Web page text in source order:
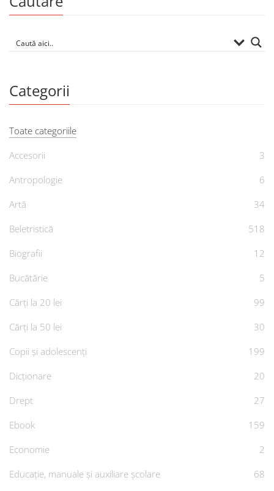
Categorii
Toate categoriile
Accesorii
3
Antropologie
6
Artă
34
Beletristică
518
Biografii
12
Bucătărie
5
Cărți la 20 lei
99
Cărți la 50 lei
30
Copii și adolescenți
199
Dicționare
20
Drept
27
Ebook
159
Economie
2
Educație, manuale și auxiliare școlare
68